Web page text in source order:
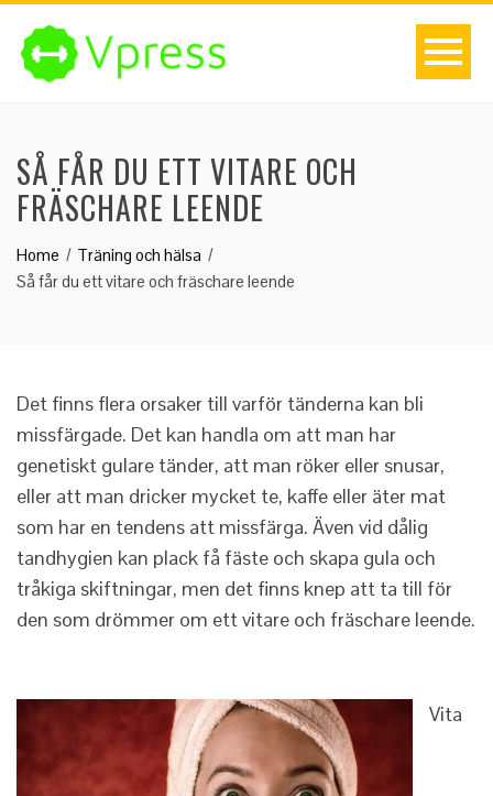
SÅ FÅR DU ETT VITARE OCH
FRÄSCHARE LEENDE
Home
Träning och hälsa
Så får du ett vitare och fräschare leende
Det finns flera orsaker till varför tänderna kan bli
missfärgade. Det kan handla om att man har
genetiskt gulare tänder, att man röker eller snusar,
eller att man dricker mycket te, kaffe eller äter mat
som har en tendens att missfärga. Även vid dålig
tandhygien kan plack få fäste och skapa gula och
tråkiga skiftningar, men det finns knep att ta till för
den som drömmer om ett vitare och fräschare leende.
Vita